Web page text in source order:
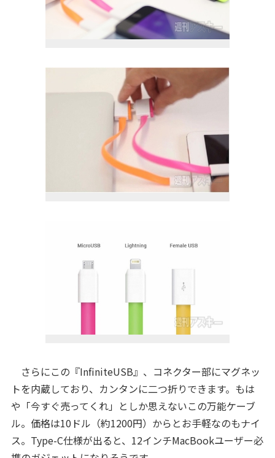
さらにこの『InfiniteUSB』、コネクター部にマグネッ
トを内蔵しており、カンタンに二つ折りできます。もは
や「今すぐ売ってくれ」としか思えないこの万能ケーブ
ル。価格は10ドル（約1200円）からとお手軽なのもナイ
ス。Type-C仕様が出ると、12インチMacBookユーザー必